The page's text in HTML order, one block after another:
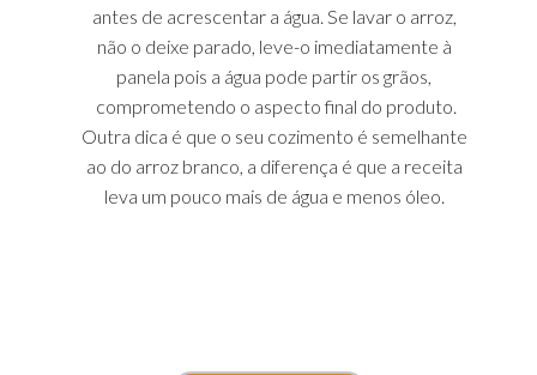
antes de acrescentar a água. Se lavar o arroz,
não o deixe parado, leve-o imediatamente à
panela pois a água pode partir os grãos,
comprometendo o aspecto final do produto.
Outra dica é que o seu cozimento é semelhante
ao do arroz branco, a diferença é que a receita
leva um pouco mais de água e menos óleo.